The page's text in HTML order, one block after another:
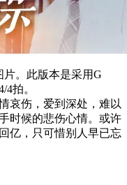
。此版本是采用G
拍。
哀伤，爱到深处，难以
时候的悲伤心情。或许
亿，只可惜别人早已忘